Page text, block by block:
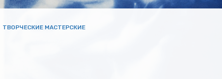
ТВОРЧЕСКИЕ МАСТЕРСКИЕ